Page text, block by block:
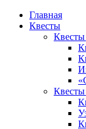
Главная
Квесты
Квесты
Квесты